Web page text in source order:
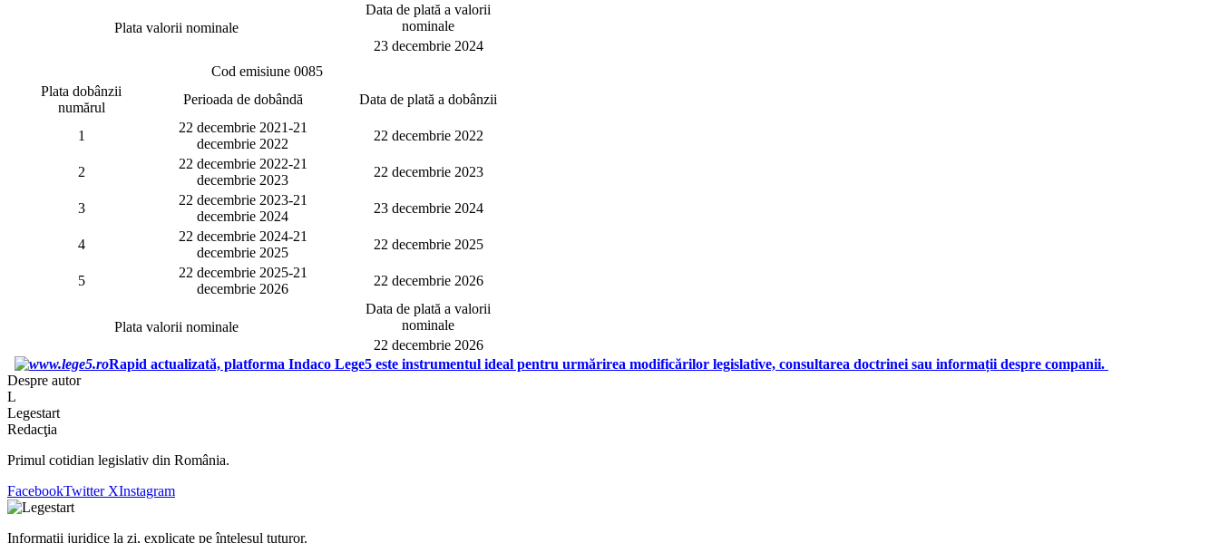
Plata valorii nominale
Data de plată a valorii
nominale
23 decembrie 2024
Cod emisiune 0085
Plata dobânzii
numărul
Perioada de dobândă Data de plată a dobânzii
1
22 decembrie 2021-21
decembrie 2022
22 decembrie 2022
2
22 decembrie 2022-21
decembrie 2023
22 decembrie 2023
3
22 decembrie 2023-21
decembrie 2024
23 decembrie 2024
4
22 decembrie 2024-21
decembrie 2025
22 decembrie 2025
5
22 decembrie 2025-21
decembrie 2026
22 decembrie 2026
Plata valorii nominale
Data de plată a valorii
nominale
22 decembrie 2026
Rapid actualizată, platforma Indaco Lege5 este instrumentul ideal pentru urmărirea modificărilor legislative, consultarea doctrinei sau informații despre companii.
Despre autor
L
Legestart
Redacţia
Primul cotidian legislativ din România.
FacebookTwitter XInstagram
Informații juridice la zi, explicate pe înțelesul tuturor.